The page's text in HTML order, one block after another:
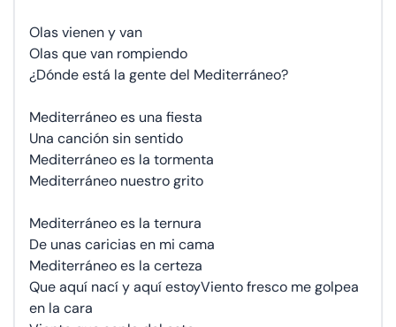
Olas vienen y van
Olas que van rompiendo
¿Dónde está la gente del Mediterráneo?
Mediterráneo es una fiesta
Una canción sin sentido
Mediterráneo es la tormenta
Mediterráneo nuestro grito
Mediterráneo es la ternura
De unas caricias en mi cama
Mediterráneo es la certeza
Que aquí nací y aquí estoyViento fresco me golpea
en la cara